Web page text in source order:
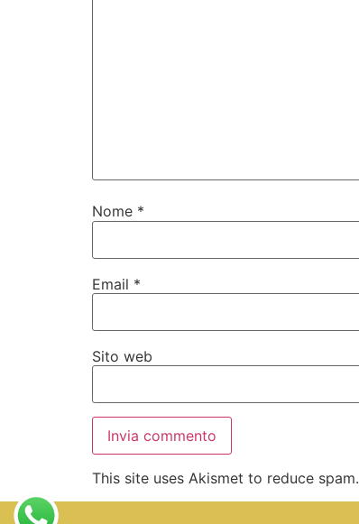
Nome *
Email *
Sito web
This site uses Akismet to reduce spam.